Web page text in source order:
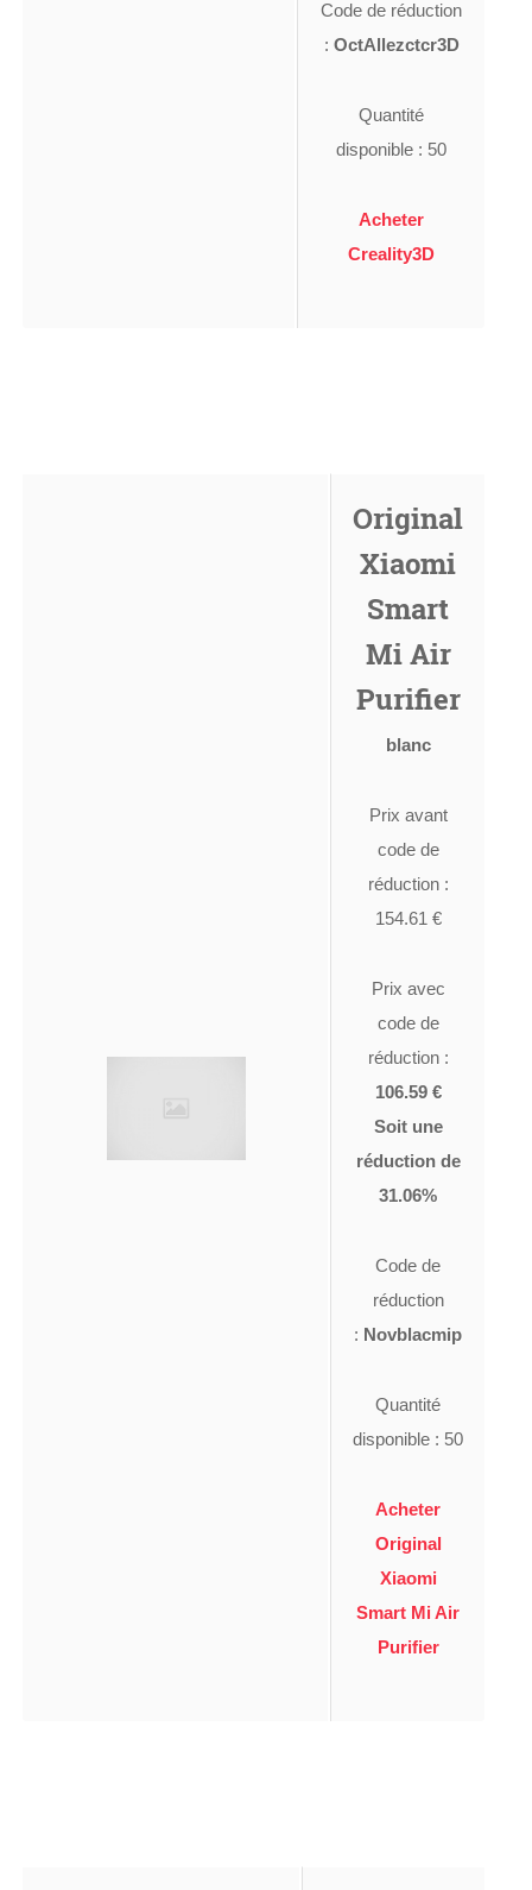
Code de réduction
: OctAllezctcr3D
Quantité
disponible : 50
Acheter
Creality3D
Original
Xiaomi
Smart
Mi Air
Purifier
blanc
Prix avant
code de
réduction :
154.61 €
Prix avec
code de
réduction :
106.59 €
Soit une
réduction de
31.06%
Code de
réduction
: Novblacmip
Quantité
disponible : 50
Acheter
Original
Xiaomi
Smart Mi Air
Purifier